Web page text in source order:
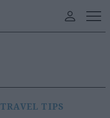
TRAVEL TIPS